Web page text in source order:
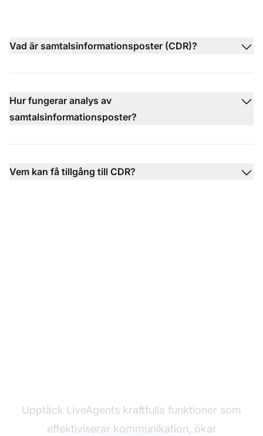
Vad är samtalsinformationsposter (CDR)?
Hur fungerar analys av
samtalsinformationsposter?
Vem kan få tillgång till CDR?
Upptäck LiveAgents kraftfulla funktioner som
effektiviserar kommunikation, ökar